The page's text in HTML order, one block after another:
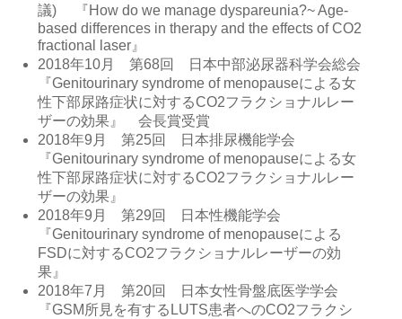
議) 『How do we manage dyspareunia?~ Age-
based differences in therapy and the effects of CO2
fractional laser』
2018年10月 第68回 日本中部泌尿器科学会総会
『Genitourinary syndrome of menopauseによる女
性下部尿路症状に対するCO2フラクショナルレー
ザーの効果』 会長賞受賞
2018年9月 第25回 日本排尿機能学会
『Genitourinary syndrome of menopauseによる女
性下部尿路症状に対するCO2フラクショナルレー
ザーの効果』
2018年9月 第29回 日本性機能学会
『Genitourinary syndrome of menopauseによる
FSDに対するCO2フラクショナルレーザーの効
果』
2018年7月 第20回 日本女性骨盤底医学学会
『GSM所見を有するLUTS患者へのCO2フラクシ